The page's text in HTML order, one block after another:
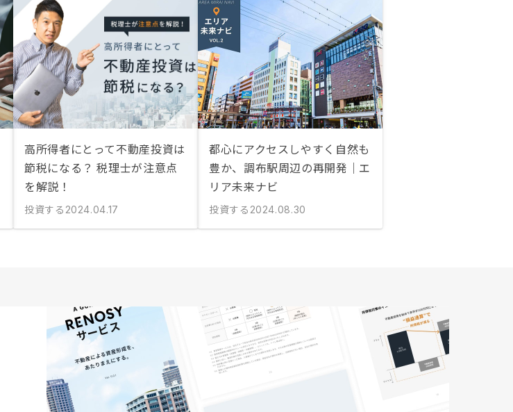
高所得者にとって不動産投資は
節税になる？ 税理士が注意点
を解説！
投資する 2024.04.17
都心にアクセスしやすく自然も
豊か、調布駅周辺の再開発｜エ
リア未来ナビ
投資する 2024.08.30